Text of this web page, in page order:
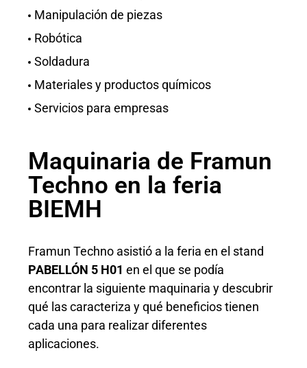
Manipulación de piezas
Robótica
Soldadura
Materiales y productos químicos
Servicios para empresas
Maquinaria de Framun
Techno en la feria
BIEMH
Framun Techno asistió a la feria en el stand
PABELLÓN 5 H01 en el que se podía
encontrar la siguiente maquinaria y descubrir
qué las caracteriza y qué beneficios tienen
cada una para realizar diferentes
aplicaciones.